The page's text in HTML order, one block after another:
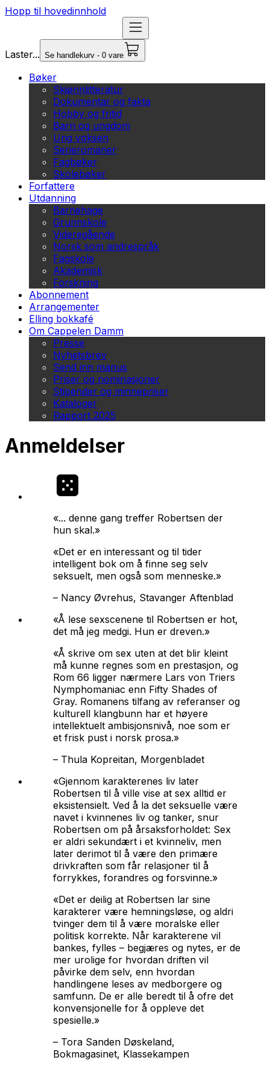
Hopp til hovedinnhold
Laster... Se handlekurv - 0 vare
Bøker
Skjønnlitteratur
Dokumentar og fakta
Hobby og fritid
Barn og ungdom
Ung voksen
Serieromaner
Fagbøker
Skolebøker
Forfattere
Utdanning
Barnehage
Grunnskole
Videregående
Norsk som andrespråk
Fagskole
Akademisk
Forskning
Abonnement
Arrangementer
Elling bokkafé
Om Cappelen Damm
Presse
Nyhetsbrev
Send inn manus
Priser og nominasjoner
Stipender og minnepriser
Kataloger
Rapport 2025
Anmeldelser
«... denne gang treffer Robertsen der
hun skal.»
«Det er en interessant og til tider
intelligent bok om å finne seg selv
seksuelt, men også som menneske.»
– Nancy Øvrehus, Stavanger Aftenblad
«Å lese sexscenene til Robertsen er hot,
det må jeg medgi. Hun er dreven.»
«Å skrive om sex uten at det blir kleint
må kunne regnes som en prestasjon, og
Rom 66 ligger nærmere Lars von Triers
Nymphomaniac enn Fifty Shades of
Gray. Romanens tilfang av referanser og
kulturell klangbunn har et høyere
intellektuelt ambisjonsnivå, noe som er
et frisk pust i norsk prosa.»
– Thula Kopreitan, Morgenbladet
«Gjennom karakterenes liv later
Robertsen til å ville vise at sex alltid er
eksistensielt. Ved å la det seksuelle være
navet i kvinnenes liv og tanker, snur
Robertsen om på årsaksforholdet: Sex
er aldri sekundært i et kvinneliv, men
later derimot til å være den primære
drivkraften som får relasjoner til å
forrykkes, forandres og forsvinne.»
«Det er deilig at Robertsen lar sine
karakterer være hemningsløse, og aldri
tvinger dem til å være moralske eller
politisk korrekte. Når karakterene vil
bankes, fylles – begjæres og nytes, er de
mer urolige for hvordan driften vil
påvirke dem selv, enn hvordan
handlingene leses av medborgere og
samfunn. De er alle beredt til å ofre det
konvensjonelle for å oppleve det
spesielle.»
– Tora Sanden Døskeland,
Bokmagasinet, Klassekampen